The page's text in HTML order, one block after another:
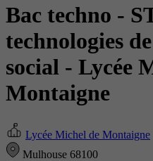
Bac techno -
technologies
social - Lycée
Montaigne
Lycée Michel de Montaigne
Mulhouse 68100